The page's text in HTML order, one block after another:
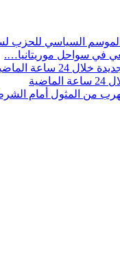
السياسي للحزب لسنة 2022-
في سواحل موريتانيا….
من المثول أمام